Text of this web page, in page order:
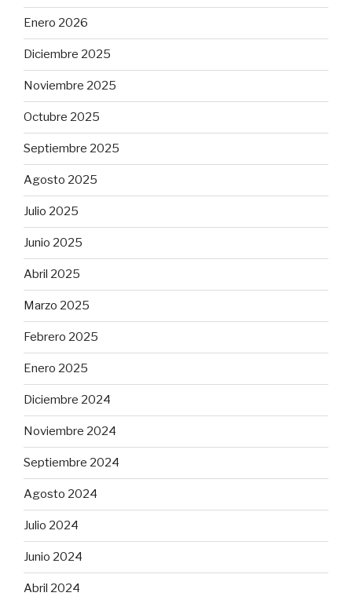
Enero 2026
Diciembre 2025
Noviembre 2025
Octubre 2025
Septiembre 2025
Agosto 2025
Julio 2025
Junio 2025
Abril 2025
Marzo 2025
Febrero 2025
Enero 2025
Diciembre 2024
Noviembre 2024
Septiembre 2024
Agosto 2024
Julio 2024
Junio 2024
Abril 2024